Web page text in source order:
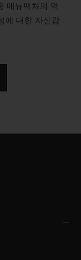
매뉴팩처의 역
에 대한 자신감